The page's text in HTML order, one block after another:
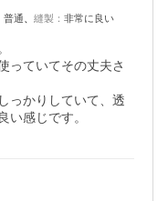
普通 縫製 ： 非常に良い
っていてその丈夫さ
っかりしていて、透
い感じです。